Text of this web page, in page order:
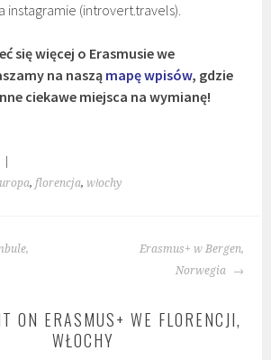
instagramie (introvert.travels).
się więcej o Erasmusie we
na naszą mapę wpisów, gdzie
ciekawe miejsca na wymianę!
,florencja,włochy
Erasmus+ w Bergen,
Norwegia
ON ERASMUS+ WE FLORENCJI,
WŁOCHY